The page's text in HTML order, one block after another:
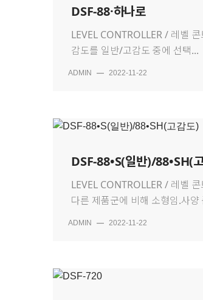
DSF-88·하나로
LEVEL CONTROLLER / 레벨
감도를 일반/고감도 중에 선택...
ADMIN — 2022-11-22
DSF-88•S(일반)/88•SH(
LEVEL CONTROLLER / 레벨
다른 제품군에 비해 소형임.사양
ADMIN — 2022-11-22